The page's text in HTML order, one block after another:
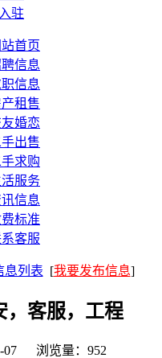
驻
站首页
信息
信息
租售
婚恋
出售
求购
服务
信息
标准
客服
息列表 [我要发布信息]
，客服，工程
07 浏览量：952